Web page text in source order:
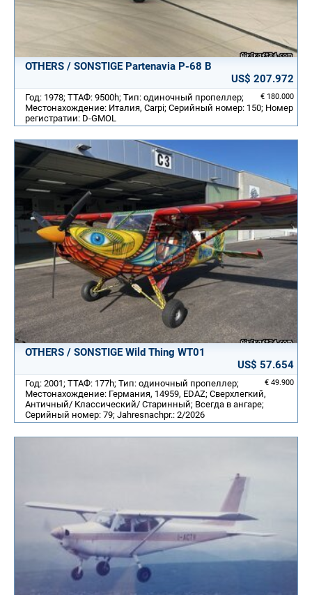
OTHERS / SONSTIGE Partenavia P-68 B
US$ 207.972
€ 180.000
Год: 1978; ТТАФ: 9500h; Тип: одиночный пропеллер;
Местонахождение: Италия, Carpi; Серийный номер: 150; Номер
регистратии: D-GMOL
OTHERS / SONSTIGE Wild Thing WT01
US$ 57.654
€ 49.900
Год: 2001; ТТАФ: 177h; Тип: одиночный пропеллер;
Местонахождение: Германия, 14959, EDAZ; Сверхлегкий,
Античный/ Классический/ Старинный; Всегда в ангаре;
Серийный номер: 79; Jahresnachpr.: 2/2026